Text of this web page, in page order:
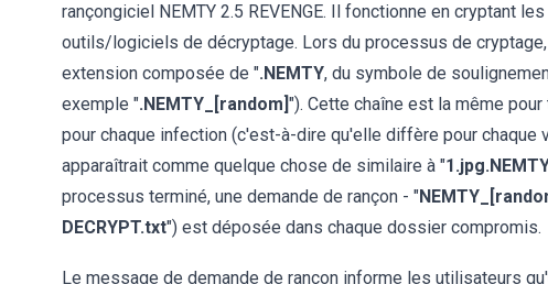
rançongiciel NEMTY 2.5 REVENGE. Il fonctionne en cryptant
outils/logiciels de décryptage. Lors du processus de
extension composée de ".NEMTY, du symbole de
exemple ".NEMTY_[random]"). Cette chaîne est la même
pour chaque infection (c'est-à-dire qu'elle diffère pour chaque
apparaîtrait comme quelque chose de similaire à "
processus terminé, une demande de rançon - "
DECRYPT.txt") est déposée dans chaque dossier compromis.
Le message de demande de rançon informe les utilisateurs